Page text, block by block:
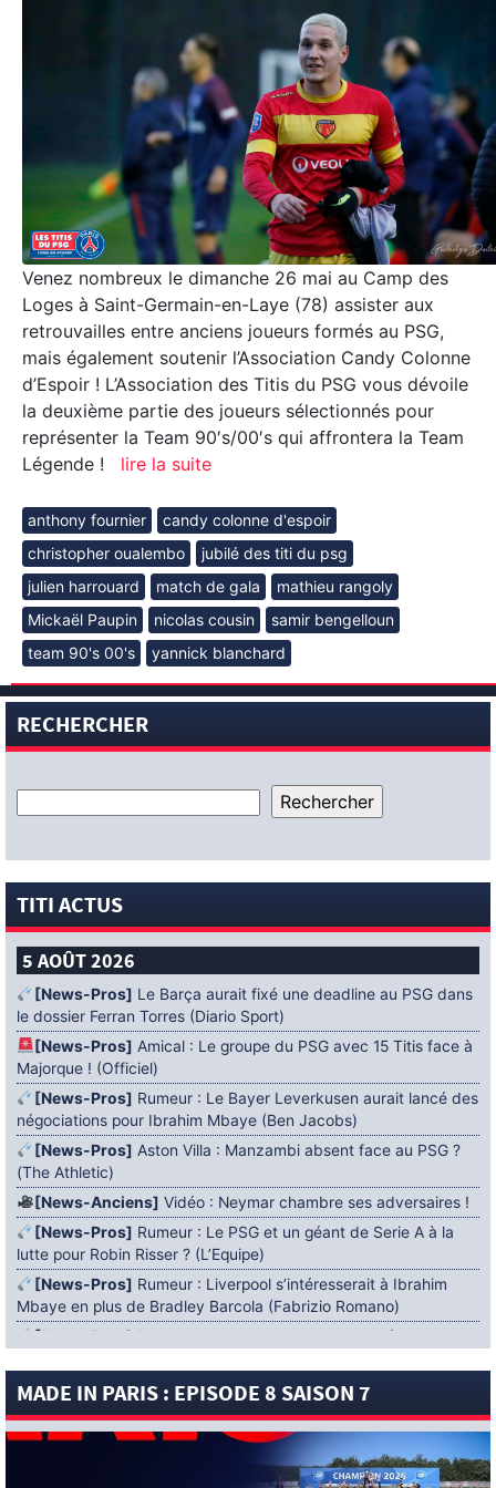
Venez nombreux le dimanche 26 mai au Camp des
Loges à Saint-Germain-en-Laye (78) assister aux
retrouvailles entre anciens joueurs formés au PSG,
mais également soutenir l’Association Candy Colonne
d’Espoir ! L’Association des Titis du PSG vous dévoile
la deuxième partie des joueurs sélectionnés pour
représenter la Team 90′s/00′s qui affrontera la Team
Légende !
lire la suite
anthony fournier
candy colonne d'espoir
christopher oualembo
jubilé des titi du psg
julien harrouard
match de gala
mathieu rangoly
Mickaël Paupin
nicolas cousin
samir bengelloun
team 90's 00's
yannick blanchard
RECHERCHER
TITI ACTUS
5 AOÛT 2026
[News-Pros] Le Barça aurait fixé une deadline au PSG dans
le dossier Ferran Torres (Diario Sport)
[News-Pros] Amical : Le groupe du PSG avec 15 Titis face à
Majorque ! (Officiel)
[News-Pros] Rumeur : Le Bayer Leverkusen aurait lancé des
négociations pour Ibrahim Mbaye (Ben Jacobs)
[News-Pros] Aston Villa : Manzambi absent face au PSG ?
(The Athletic)
[News-Anciens] Vidéo : Neymar chambre ses adversaires !
[News-Pros] Rumeur : Le PSG et un géant de Serie A à la
lutte pour Robin Risser ? (L’Equipe)
[News-Pros] Rumeur : Liverpool s’intéresserait à Ibrahim
Mbaye en plus de Bradley Barcola (Fabrizio Romano)
[News-Pros]
Rumeur : Accord contractuel trouvé entre le
[News-Pros]Rumeur : Le PSG aurait lancé un ultimatum
4 AOÛT 2026
Mercato : Khalil Ayari prêté à Dunkerque
MADE IN PARIS : EPISODE 8 SAISON 7